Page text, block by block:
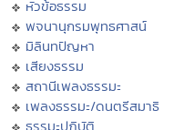
หัวข้อธรรม
พจนานุกรมพุทธศาสน์
มิลินทปัญหา
เสียงธรรม
สถานีเพลงธรรมะ
เพลงธรรมะ/ดนตรีสมาธิ
ธรรมะปฏิบัติ